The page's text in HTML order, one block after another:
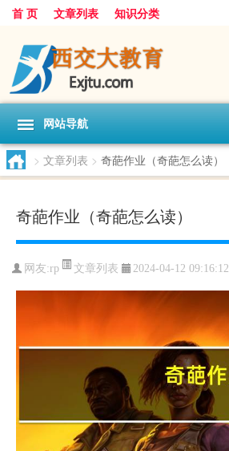
首 页 文章列表 知识分类
网站导航
> 文章列表 > 奇葩作业（奇葩怎么读）
奇葩作业（奇葩怎么读）
网友:rp 文章列表 2024-04-12 09:16:12